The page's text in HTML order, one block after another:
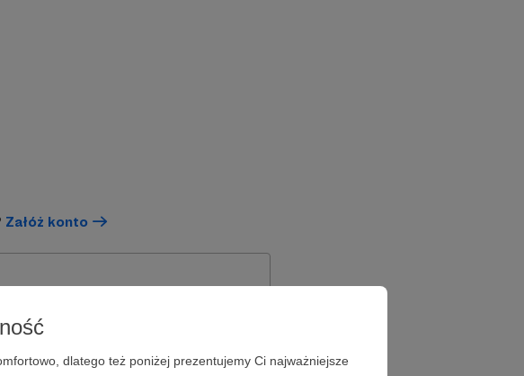
dlatego też poniżej prezentujemy Ci najważniejsze
Załóż konto